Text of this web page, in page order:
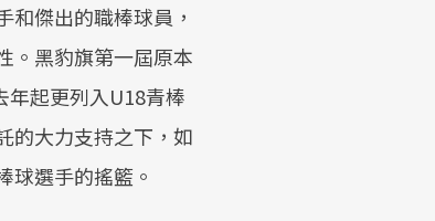
傑出的職棒球員，
。黑豹旗第一屆原本
年起更列入U18青棒
的大力支持之下，如
球選手的搖籃。